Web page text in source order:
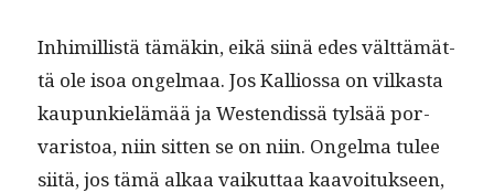
Inhimil­listä tämäkin, eikä siinä edes vält­tämät­
tä ole isoa ongel­maa. Jos Kallios­sa on vilka­s­ta
kaupunkielämää ja Wes­t­endis­sä tyl­sää por­
varis­toa, niin sit­ten se on niin. Ongel­ma tulee
siitä, jos tämä alkaa vaikut­taa kaavoituk­seen,